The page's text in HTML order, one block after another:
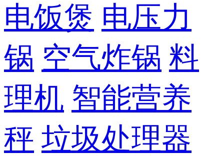
电饭煲 电压力
锅 空气炸锅 料
理机 智能营养
秤 垃圾处理器